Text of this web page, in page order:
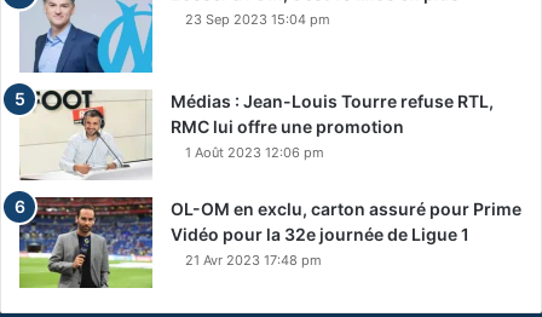
23 Sep 2023 15:04 pm
Médias : Jean-Louis Tourre refuse RTL,
RMC lui offre une promotion
1 Août 2023 12:06 pm
OL-OM en exclu, carton assuré pour Prime
Vidéo pour la 32e journée de Ligue 1
21 Avr 2023 17:48 pm